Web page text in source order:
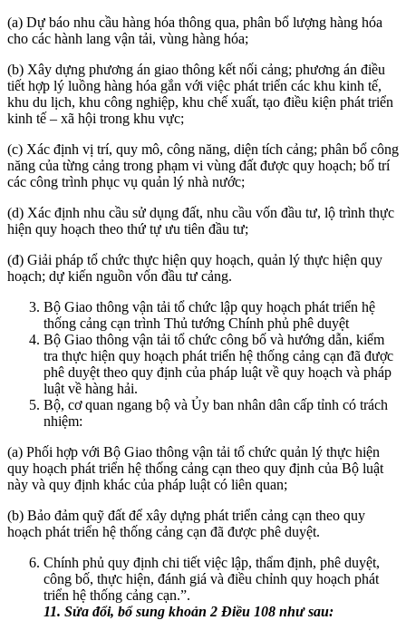
(a) Dự báo nhu cầu hàng hóa thông qua, phân bổ lượng hàng hóa
cho các hành lang vận tải, vùng hàng hóa;
(b) Xây dựng phương án giao thông kết nối cảng; phương án điều
tiết hợp lý luồng hàng hóa gắn với việc phát triển các khu kinh tế,
khu du lịch, khu công nghiệp, khu chế xuất, tạo điều kiện phát triển
kinh tế – xã hội trong khu vực;
(c) Xác định vị trí, quy mô, công năng, diện tích cảng; phân bổ công
năng của từng cảng trong phạm vi vùng đất được quy hoạch; bố trí
các công trình phục vụ quản lý nhà nước;
(d) Xác định nhu cầu sử dụng đất, nhu cầu vốn đầu tư, lộ trình thực
hiện quy hoạch theo thứ tự ưu tiên đầu tư;
(đ) Giải pháp tổ chức thực hiện quy hoạch, quản lý thực hiện quy
hoạch; dự kiến nguồn vốn đầu tư cảng.
Bộ Giao thông vận tải tổ chức lập quy hoạch phát triển hệ
thống cảng cạn trình Thủ tướng Chính phủ phê duyệt
Bộ Giao thông vận tải tổ chức công bố và hướng dẫn, kiểm
tra thực hiện quy hoạch phát triển hệ thống cảng cạn đã được
phê duyệt theo quy định của pháp luật về quy hoạch và pháp
luật về hàng hải.
Bộ, cơ quan ngang bộ và Ủy ban nhân dân cấp tỉnh có trách
nhiệm:
(a) Phối hợp với Bộ Giao thông vận tải tổ chức quản lý thực hiện
quy hoạch phát triển hệ thống cảng cạn theo quy định của Bộ luật
này và quy định khác của pháp luật có liên quan;
(b) Bảo đảm quỹ đất để xây dựng phát triển cảng cạn theo quy
hoạch phát triển hệ thống cảng cạn đã được phê duyệt.
Chính phủ quy định chi tiết việc lập, thẩm định, phê duyệt,
công bố, thực hiện, đánh giá và điều chỉnh quy hoạch phát
triển hệ thống cảng cạn.”.
11. Sửa đổi, bổ sung khoản 2 Điều 108 như sau: